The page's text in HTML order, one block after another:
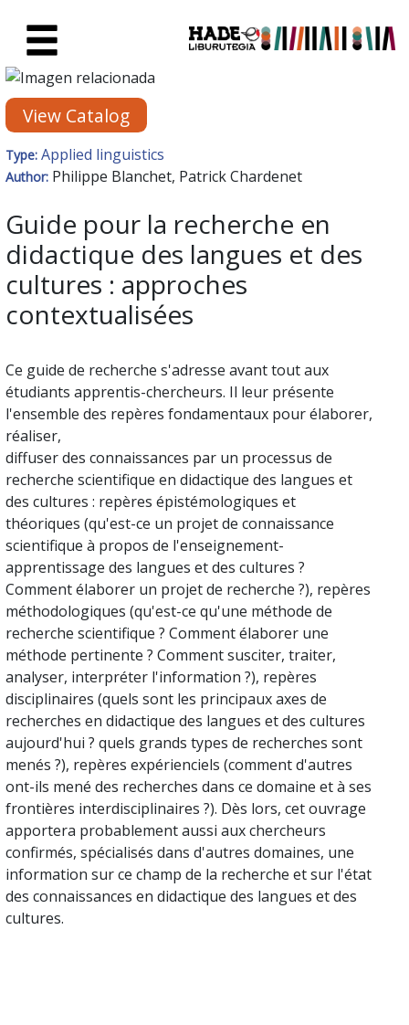
New Books Card - Liburutegia
View Catalog
Type: Applied linguistics
Author: Philippe Blanchet, Patrick Chardenet
Guide pour la recherche en
didactique des langues et des
cultures : approches
contextualisées
Ce guide de recherche s'adresse avant tout aux
étudiants apprentis-chercheurs. Il leur présente
l'ensemble des repères fondamentaux pour élaborer,
réaliser,
diffuser des connaissances par un processus de
recherche scientifique en didactique des langues et
des cultures : repères épistémologiques et
théoriques (qu'est-ce un projet de connaissance
scientifique à propos de l'enseignement-
apprentissage des langues et des cultures ?
Comment élaborer un projet de recherche ?), repères
méthodologiques (qu'est-ce qu'une méthode de
recherche scientifique ? Comment élaborer une
méthode pertinente ? Comment susciter, traiter,
analyser, interpréter l'information ?), repères
disciplinaires (quels sont les principaux axes de
recherches en didactique des langues et des cultures
aujourd'hui ? quels grands types de recherches sont
menés ?), repères expérienciels (comment d'autres
ont-ils mené des recherches dans ce domaine et à ses
frontières interdisciplinaires ?). Dès lors, cet ouvrage
apportera probablement aussi aux chercheurs
confirmés, spécialisés dans d'autres domaines, une
information sur ce champ de la recherche et sur l'état
des connaissances en didactique des langues et des
cultures.